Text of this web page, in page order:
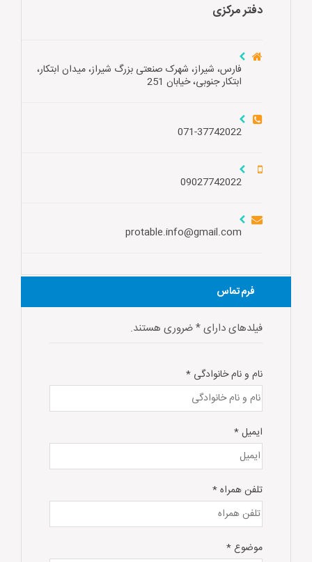
دفتر مرکزی
فارس، شیراز، شهرک صنعتی بزرگ شیراز، میدان ابتکار،
ابتکار جنوبی، خیابان 251
071-37742022
09027742022
protable.info@gmail.com
فرم تماس
فیلدهای دارای * ضروری هستند.
نام و نام خانوادگی *
ایمیل*
تلفن همراه*
موضوع*